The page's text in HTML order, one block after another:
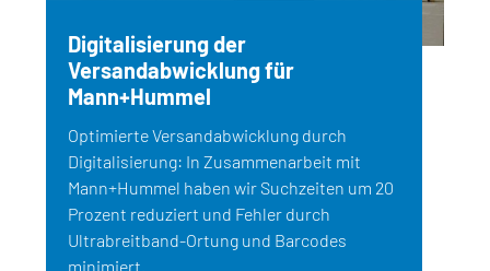
Digitalisierung der
Versandabwicklung für
Mann+Hummel
Optimierte Versandabwicklung durch
Digitalisierung: In Zusammenarbeit mit
Mann+Hummel haben wir Suchzeiten um 20
Prozent reduziert und Fehler durch
Ultrabreitband-Ortung und Barcodes
minimiert.